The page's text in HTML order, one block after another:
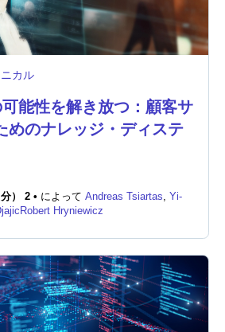
カル
能性を解き放つ：顧客サ
めのナレッジ・ディステ
） 2 • によって Andreas Tsiartas, Yi-
Robert Hryniewicz